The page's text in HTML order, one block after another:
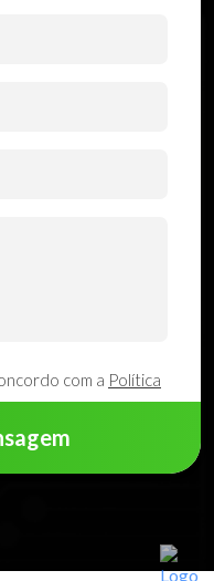
com a Política